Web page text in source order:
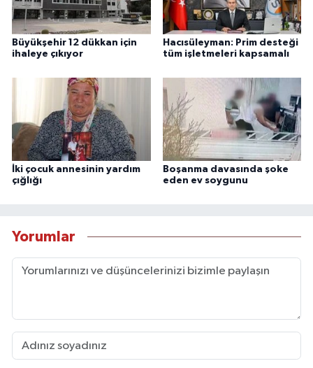
Büyükşehir 12 dükkan için
ihaleye çıkıyor
Hacısüleyman: Prim desteği
tüm işletmeleri kapsamalı
İki çocuk annesinin yardım
çığlığı
Boşanma davasında şoke
eden ev soygunu
Yorumlar